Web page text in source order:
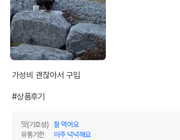
가성비 괜찮아서 구입
#상품후기
맛(기호성)
잘 먹어요
유통기한
아주 넉넉해요